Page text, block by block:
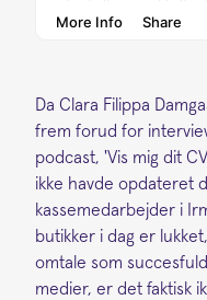
Da Clara Filippa
frem forud for
podcast, 'Vis mig dit
ikke havde opdateret
kassemedarbejder i
butikker i dag er
omtale som
medier, er det faktisk